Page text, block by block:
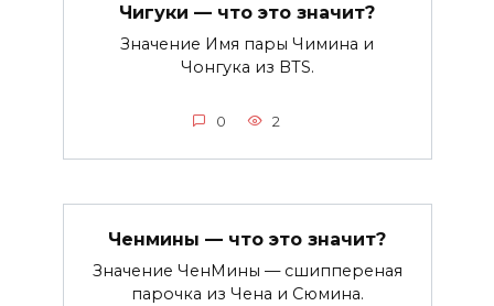
Чигуки — что это значит?
Значение Имя пары Чимина и
Чонгука из BTS.
0 2
Ченмины — что это значит?
Значение ЧенМины — сшиппереная
парочка из Чена и Сюмина.